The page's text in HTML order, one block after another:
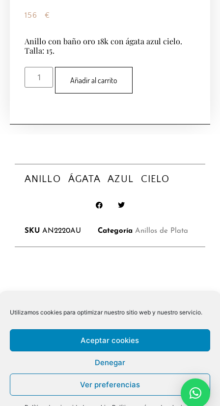
Utilizamos cookies para optimizar nuestro sitio web y nuestro servicio.
Aceptar cookies
Denegar
Ver preferencias
156€
Anillo con baño oro 18k con ágata azul cielo.
Talla: 15.
Añadir al carrito
ANILLO ÁGATA AZUL CIELO
SKU AN2220AU Categoría Anillos de Plata
© 2026 ALL RIGHTS RESERVED